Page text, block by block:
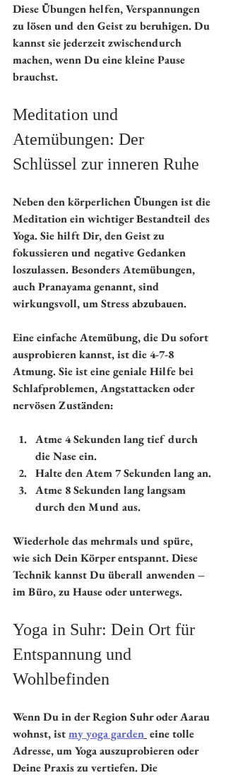
Diese Übungen helfen, Verspannungen
zu lösen und den Geist zu beruhigen. Du
kannst sie jederzeit zwischendurch
machen, wenn Du eine kleine Pause
brauchst.
Meditation und
Atemübungen: Der
Schlüssel zur inneren Ruhe
Neben den körperlichen Übungen ist die
Meditation ein wichtiger Bestandteil des
Yoga. Sie hilft Dir, den Geist zu
fokussieren und negative Gedanken
loszulassen. Besonders Atemübungen,
auch Pranayama genannt, sind
wirkungsvoll, um Stress abzubauen.
Eine einfache Atemübung, die Du sofort
ausprobieren kannst, ist die 4-7-8
Atmung. Sie ist eine geniale Hilfe bei
Schlafproblemen, Angstattacken oder
nervösen Zuständen:
Atme 4 Sekunden lang tief durch
die Nase ein.
Halte den Atem 7 Sekunden lang an.
Atme 8 Sekunden lang langsam
durch den Mund aus.
Wiederhole das mehrmals und spüre,
wie sich Dein Körper entspannt. Diese
Technik kannst Du überall anwenden –
im Büro, zu Hause oder unterwegs.
Yoga in Suhr: Dein Ort für
Entspannung und
Wohlbefinden
Wenn Du in der Region Suhr oder Aarau
wohnst, ist my yoga garden eine tolle
Adresse, um Yoga auszuprobieren oder
Deine Praxis zu vertiefen. Die